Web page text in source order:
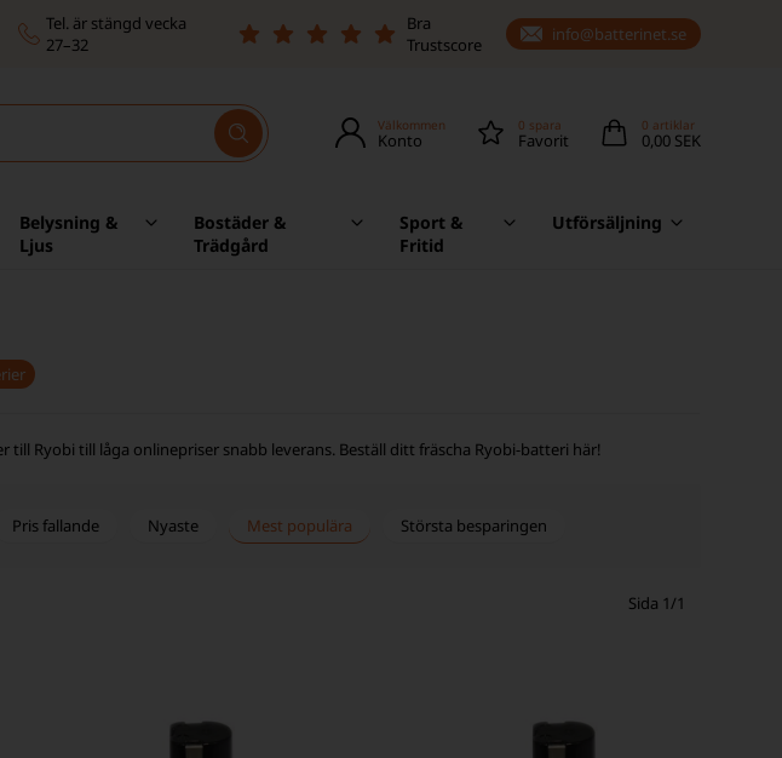
Tel. är stängd vecka
27–32
Bra
Trustscore
info@batterinet.se
Välkommen
Konto
0 spara
Favorit
0 artiklar
0,00 SEK
Belysning &
Ljus
Bostäder &
Trädgård
Sport &
Fritid
Utförsäljning
Ryobi till låga onlinepriser snabb leverans. Beställ ditt fräscha Ryobi-batteri här!
Pris fallande Nyaste Mest populära Största besparingen
Sida 1/1